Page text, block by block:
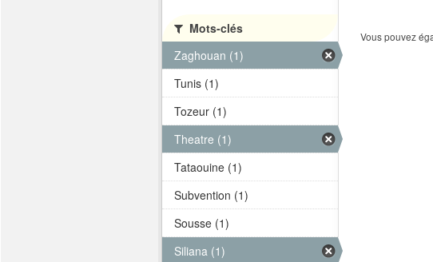
Vous pouvez
Mots-clés
Zaghouan (1)
Tunis (1)
Tozeur (1)
Theatre (1)
Tataouine (1)
Subvention (1)
Sousse (1)
Siliana (1)